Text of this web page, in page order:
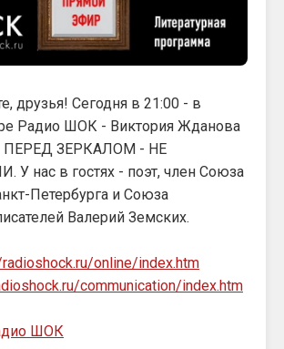
друзья! Сегодня в 21:00 - в
Радио ШОК - Виктория Жданова
ПЕРЕД ЗЕРКАЛОМ - НЕ
нас в гостях - поэт, член Союза
Петербурга и Союза
Валерий Земских.
online/index.htm
communication/index.htm
ШОК